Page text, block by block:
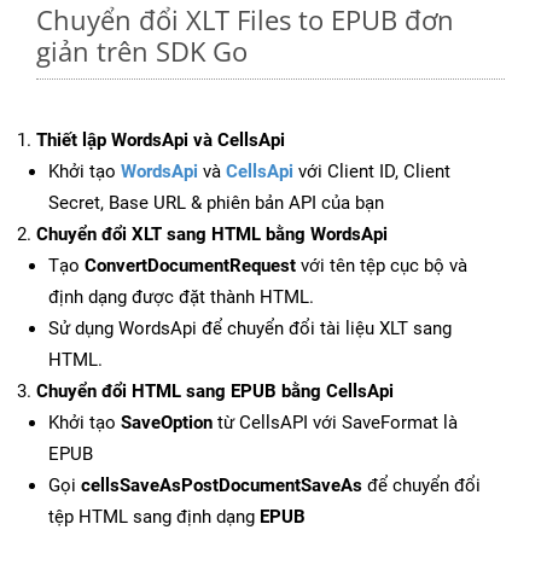
Chuyển đổi XLT Files to EPUB đơn
giản trên SDK Go
Thiết lập WordsApi và CellsApi
Khởi tạo WordsApi và CellsApi với Client ID, Client
Secret, Base URL & phiên bản API của bạn
Chuyển đổi XLT sang HTML bằng WordsApi
Tạo ConvertDocumentRequest với tên tệp cục bộ và
định dạng được đặt thành HTML.
Sử dụng WordsApi để chuyển đổi tài liệu XLT sang
HTML.
Chuyển đổi HTML sang EPUB bằng CellsApi
Khởi tạo SaveOption từ CellsAPI với SaveFormat là
EPUB
Gọi cellsSaveAsPostDocumentSaveAs để chuyển đổi
tệp HTML sang định dạng EPUB